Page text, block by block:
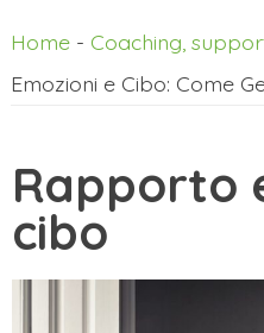
Home- Coaching,
Emozioni e Cibo: Come
Rapporto
cibo